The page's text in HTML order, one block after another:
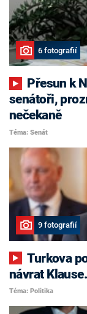
6 fotografií
senátoři,
nečekaně
Téma: Senát
9 fotografií
Turkova pomsta, nekonfliktní Havlíček i
návrat
Téma: Politika